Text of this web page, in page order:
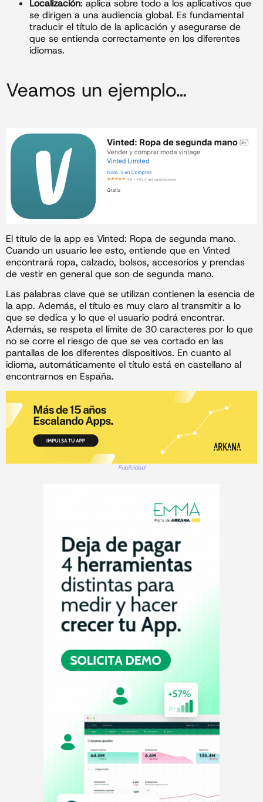
Localización: aplica sobre todo a los aplicativos que
se dirigen a una audiencia global. Es fundamental
traducir el título de la aplicación y asegurarse de
que se entienda correctamente en los diferentes
idiomas.
Veamos un ejemplo…
El título de la app es Vinted: Ropa de segunda mano.
Cuando un usuario lee esto, entiende que en Vinted
encontrará ropa, calzado, bolsos, accesorios y prendas
de vestir en general que son de segunda mano.
Las palabras clave que se utilizan contienen la esencia de
la app. Además, el título es muy claro al transmitir a lo
que se dedica y lo que el usuario podrá encontrar.
Además, se respeta el límite de 30 caracteres por lo que
no se corre el riesgo de que se vea cortado en las
pantallas de los diferentes dispositivos. En cuanto al
idioma, automáticamente el título está en castellano al
encontrarnos en España.
Publicidad